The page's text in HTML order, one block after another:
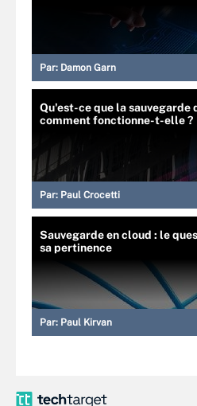
Par: Damon Garn
Qu'est-ce que la sauvegarde
comment fonctionne-t-elle ?
Par: Paul Crocetti
Sauvegarde en cloud : le
sa pertinence
Par: Paul Kirvan